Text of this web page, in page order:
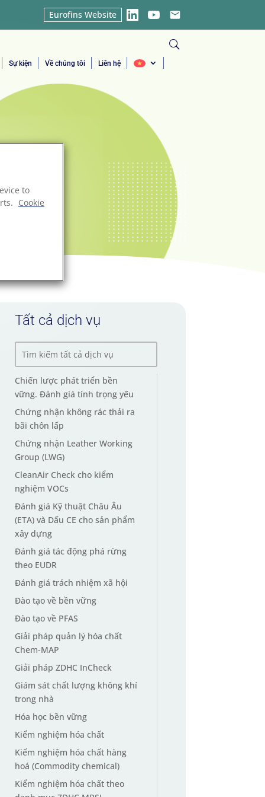
Eurofins Website
LinkedInYouTubeEmail
Sự kiện Về chúng tôi Liên hệ
Tất cả dịch vụ
Chiến lược phát triển bền
vững. Đánh giá tính trọng yếu
Chứng nhận không rác thải ra
bãi chôn lấp
Chứng nhận Leather Working
Group (LWG)
CleanAir Check cho kiểm
nghiệm VOCs
Đánh giá Kỹ thuật Châu Âu
(ETA) và Dấu CE cho sản phẩm
xây dựng
Đánh giá tác động phá rừng
theo EUDR
Đánh giá trách nhiệm xã hội
Đào tạo về bền vững
Đào tạo về PFAS
Giải pháp quản lý hóa chất
Chem-MAP
Giải pháp ZDHC InCheck
Giám sát chất lượng không khí
trong nhà
Hóa học bền vững
Kiểm nghiệm hóa chất
Kiểm nghiệm hóa chất hàng
hoá (Commodity chemical)
Kiểm nghiệm hóa chất theo
to
Cookie